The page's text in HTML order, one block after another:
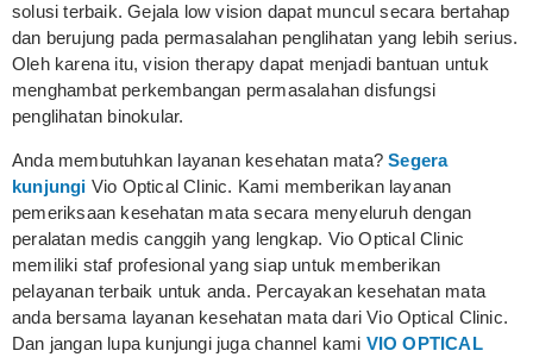
solusi terbaik. Gejala low vision dapat muncul secara bertahap
dan berujung pada permasalahan penglihatan yang lebih serius.
Oleh karena itu, vision therapy dapat menjadi bantuan untuk
menghambat perkembangan permasalahan disfungsi
penglihatan binokular.
Anda membutuhkan layanan kesehatan mata?Segera
kunjungi Vio Optical Clinic. Kami memberikan layanan
pemeriksaan kesehatan mata secara menyeluruh dengan
peralatan medis canggih yang lengkap. Vio Optical Clinic
memiliki staf profesional yang siap untuk memberikan
pelayanan terbaik untuk anda. Percayakan kesehatan mata
anda bersama layanan kesehatan mata dari Vio Optical Clinic.
Dan jangan lupa kunjungi juga channel kami VIO OPTICAL